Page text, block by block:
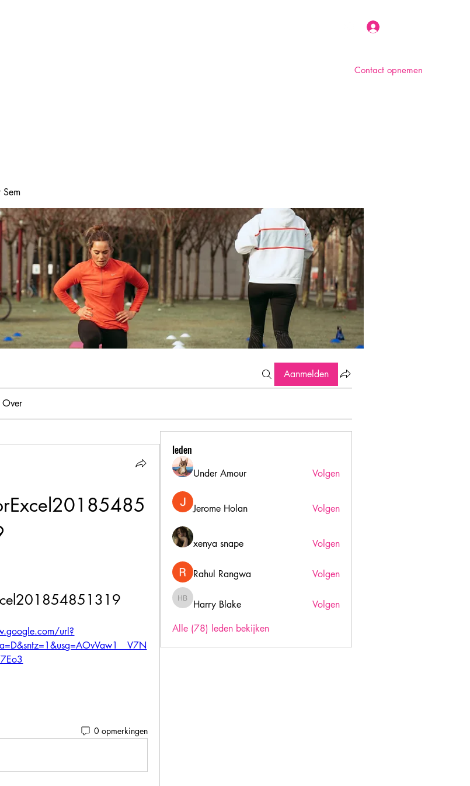
Contact opnemen
Aanmelden
Over
url?
0 opmerkingen
leden
Under Amour Volgen
Jerome Holan Volgen
xenya snape Volgen
Rahul Rangwa Volgen
Harry Blake
Harry Blake
Volgen
Alle (78) leden bekijken